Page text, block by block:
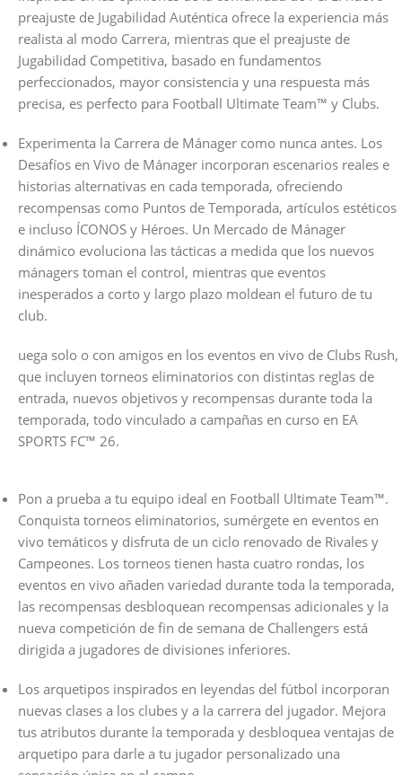
preajuste de Jugabilidad Auténtica ofrece la experiencia más
realista al modo Carrera, mientras que el preajuste de
Jugabilidad Competitiva, basado en fundamentos
perfeccionados, mayor consistencia y una respuesta más
precisa, es perfecto para Football Ultimate Team™ y Clubs.
Experimenta la Carrera de Mánager como nunca antes. Los
Desafíos en Vivo de Mánager incorporan escenarios reales e
historias alternativas en cada temporada, ofreciendo
recompensas como Puntos de Temporada, artículos estéticos
e incluso ÍCONOS y Héroes. Un Mercado de Mánager
dinámico evoluciona las tácticas a medida que los nuevos
mánagers toman el control, mientras que eventos
inesperados a corto y largo plazo moldean el futuro de tu
club.
uega solo o con amigos en los eventos en vivo de Clubs Rush,
que incluyen torneos eliminatorios con distintas reglas de
entrada, nuevos objetivos y recompensas durante toda la
temporada, todo vinculado a campañas en curso en EA
SPORTS FC™ 26.
Pon a prueba a tu equipo ideal en Football Ultimate Team™.
Conquista torneos eliminatorios, sumérgete en eventos en
vivo temáticos y disfruta de un ciclo renovado de Rivales y
Campeones. Los torneos tienen hasta cuatro rondas, los
eventos en vivo añaden variedad durante toda la temporada,
las recompensas desbloquean recompensas adicionales y la
nueva competición de fin de semana de Challengers está
dirigida a jugadores de divisiones inferiores.
Los arquetipos inspirados en leyendas del fútbol incorporan
nuevas clases a los clubes y a la carrera del jugador. Mejora
tus atributos durante la temporada y desbloquea ventajas de
arquetipo para darle a tu jugador personalizado una